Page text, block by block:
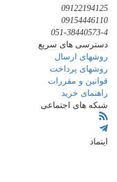
09122194125
09154446110
051-38440573-4
دسترسی های سریع
روشهای ارسال
روشهای پرداخت
قوانین و مقررات
راهنمای خرید
شبکه های اجتماعی
اینماد